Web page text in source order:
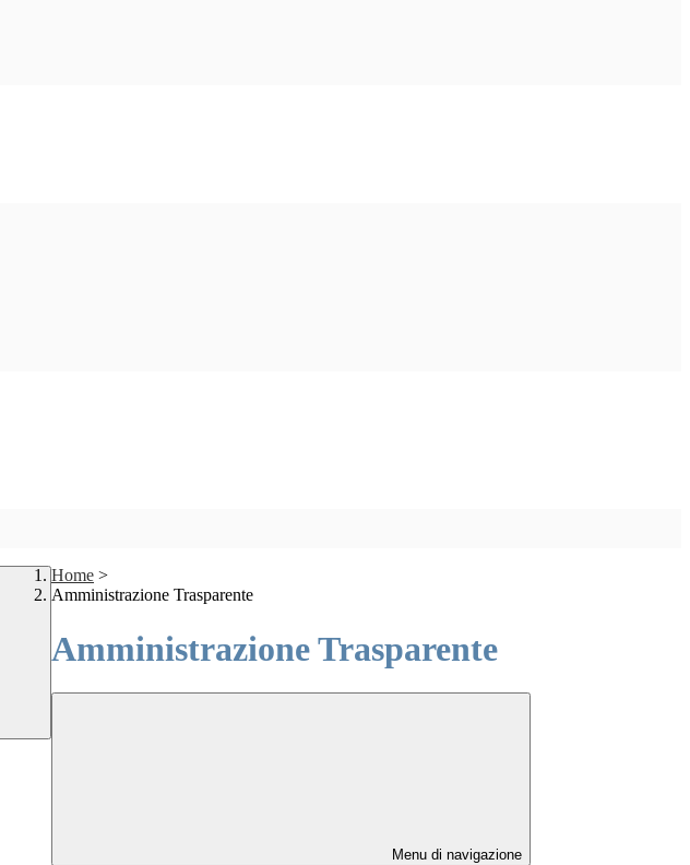
Home >
Amministrazione Trasparente
Amministrazione Trasparente
Menu di navigazione